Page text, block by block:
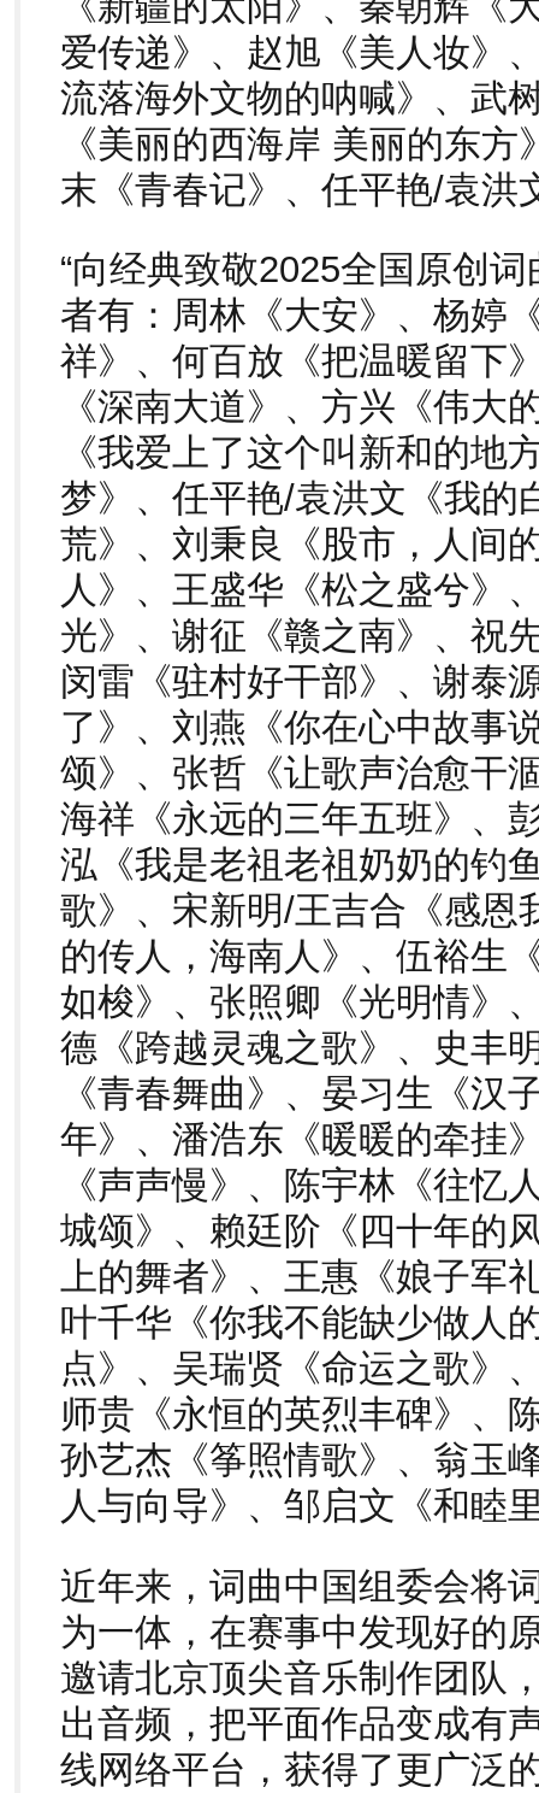
爱传递》、赵旭《美人妆
流落海外文物的呐喊》、武
《美丽的西海岸 美丽的东
末《青春记》、任平艳/袁洪
“向经典致敬2025全国原创
者有：周林《大安》、杨婷
祥》、何百放《把温暖留下
《深南大道》、方兴《伟大
《我爱上了这个叫新和的地
梦》、任平艳/袁洪文《我的
荒》、刘秉良《股市，人间
人》、王盛华《松之盛兮》
光》、谢征《赣之南》、祝
闵雷《驻村好干部》、谢泰
了》、刘燕《你在心中故事
颂》、张哲《让歌声治愈干
海祥《永远的三年五班》、
泓《我是老祖老祖奶奶的钓
歌》、宋新明/王吉合《感恩
的传人，海南人》、伍裕生
如梭》、张照卿《光明情》
德《跨越灵魂之歌》、史丰
《青春舞曲》、晏习生《汉
年》、潘浩东《暖暖的牵挂
《声声慢》、陈宇林《往忆
城颂》、赖廷阶《四十年的
上的舞者》、王惠《娘子军
叶千华《你我不能缺少做人
点》、吴瑞贤《命运之歌》
师贵《永恒的英烈丰碑》、
孙艺杰《筝照情歌》、翁玉
人与向导》、邹启文《和睦
近年来，词曲中国组委会将
为一体，在赛事中发现好的
邀请北京顶尖音乐制作团队
出音频，把平面作品变成有
线网络平台，获得了更广泛